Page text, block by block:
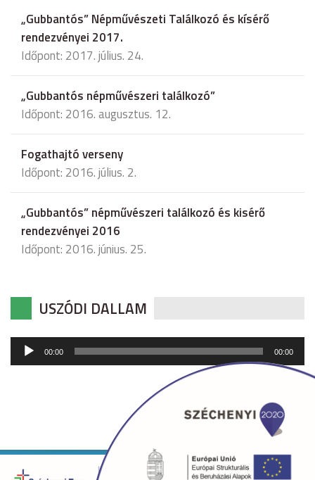
„Gubbantós” Népművészeti Találkozó és kísérő
rendezvényei 2017.
Időpont: 2017. július. 24.
„Gubbantós népművészeri találkozó”
Időpont: 2016. augusztus. 12.
Fogathajtó verseny
Időpont: 2016. július. 2.
„Gubbantós” népművészeri találkozó és kisérő
rendezvényei 2016
Időpont: 2016. június. 25.
USZÓDI DALLAM
Audió
lejátszó
00:00 00:00
Copyright © 2026 uszod.hu Minden jog fenntartva. •